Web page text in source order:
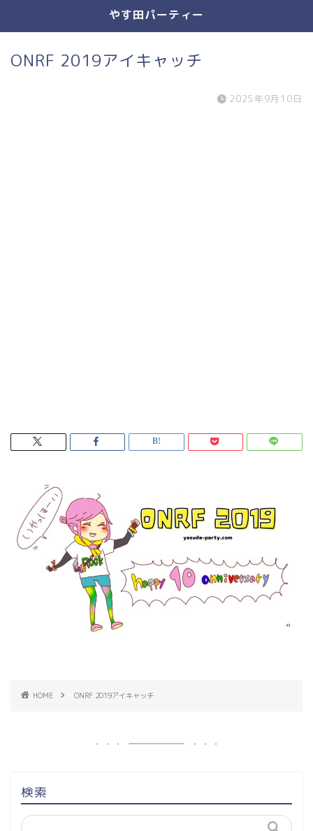
やす田パーティー
ONRF 2019アイキャッチ
2025年9月10日
HOME ONRF 2019アイキャッチ
検索